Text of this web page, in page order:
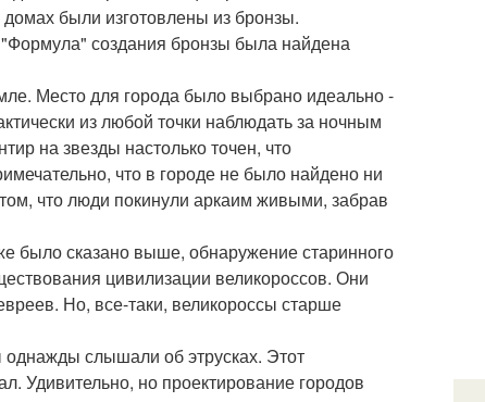
были изготовлены из бронзы.
создания бронзы была найдена
Место для города было выбрано идеально -
из любой точки наблюдать за ночным
на звезды настолько точен, что
что в городе не было найдено ни
что люди покинули аркаим живыми, забрав
было сказано выше, обнаружение старинного
цивилизации великороссов. Они
Но, все-таки, великороссы старше
слышали об этрусках. Этот
Удивительно, но проектирование городов